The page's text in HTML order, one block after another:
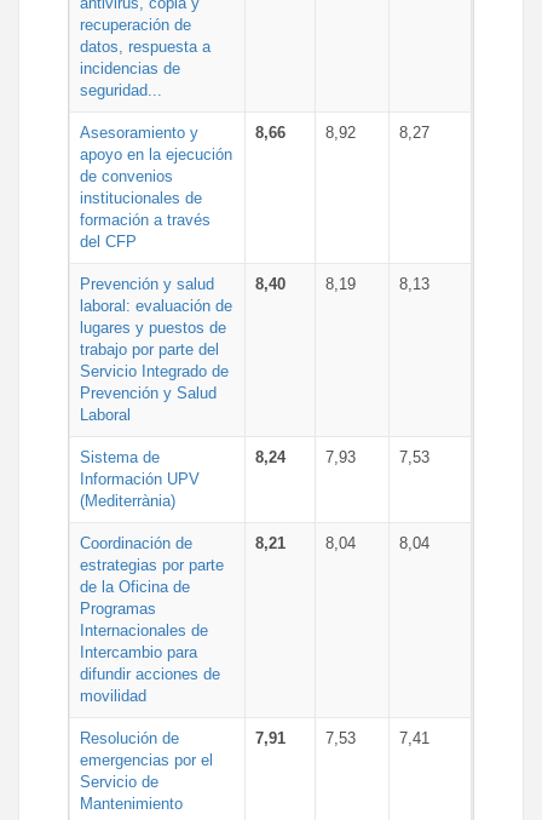
recuperación de
datos, respuesta a
incidencias de
seguridad...
Asesoramiento y
apoyo en la ejecución
de convenios
institucionales de
formación a través
del CFP
8,66 8,92 8,27
Prevención y salud
laboral: evaluación de
lugares y puestos de
trabajo por parte del
Servicio Integrado de
Prevención y Salud
Laboral
8,40 8,19 8,13
Sistema de
Información UPV
(Mediterrània)
8,24 7,93 7,53
Coordinación de
estrategias por parte
de la Oficina de
Programas
Internacionales de
Intercambio para
difundir acciones de
movilidad
8,21 8,04 8,04
Resolución de
emergencias por el
Servicio de
Mantenimiento
7,91 7,53 7,41